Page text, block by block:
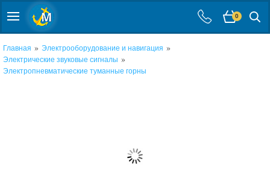
0
Главная » Электрооборудование и навигация »
Электрические звуковые сигналы »
Электропневматические туманные горны